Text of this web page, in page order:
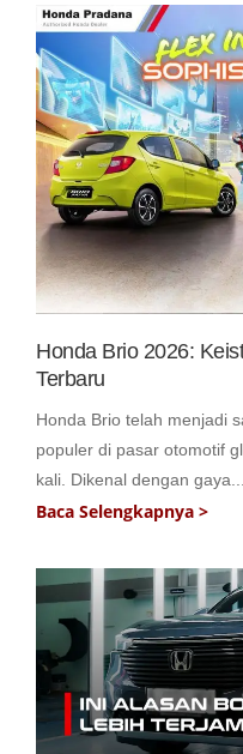
Honda Brio 2026:
Terbaru
Honda Brio telah menjadi
populer di pasar otomotif
kali. Dikenal dengan gaya...
Baca Selengkapnya >